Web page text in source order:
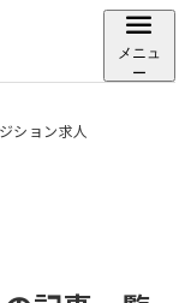
メニュ
ー
ション求人